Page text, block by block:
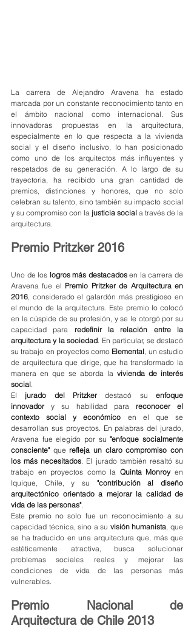
La carrera de Alejandro Aravena ha estado
marcada por un constante reconocimiento tanto en
el ámbito nacional como internacional. Sus
innovadoras propuestas en la arquitectura,
especialmente en lo que respecta a la vivienda
social y el diseño inclusivo, lo han posicionado
como uno de los arquitectos más influyentes y
respetados de su generación. A lo largo de su
trayectoria, ha recibido una gran cantidad de
premios, distinciones y honores, que no solo
celebran su talento, sino también su impacto social
y su compromiso con la justicia social a través de la
arquitectura.
Premio Pritzker 2016
Uno de los logros más destacados en la carrera de
Aravena fue el Premio Pritzker de Arquitectura en
2016, considerado el galardón más prestigioso en
el mundo de la arquitectura. Este premio lo colocó
en la cúspide de su profesión, y se le otorgó por su
capacidad para redefinir la relación entre la
arquitectura y la sociedad. En particular, se destacó
su trabajo en proyectos como Elemental, un estudio
de arquitectura que dirige, que ha transformado la
manera en que se aborda la vivienda de interés
social.
El jurado del Pritzker destacó su enfoque
innovador y su habilidad para reconocer el
contexto social y económico en el que se
desarrollan sus proyectos. En palabras del jurado,
Aravena fue elegido por su "enfoque socialmente
consciente" que refleja un claro compromiso con
los más necesitados. El jurado también resaltó su
trabajo en proyectos como la Quinta Monroy en
Iquique, Chile, y su "contribución al diseño
arquitectónico orientado a mejorar la calidad de
vida de las personas".
Este premio no solo fue un reconocimiento a su
capacidad técnica, sino a su visión humanista, que
se ha traducido en una arquitectura que, más que
estéticamente atractiva, busca solucionar
problemas sociales reales y mejorar las
condiciones de vida de las personas más
vulnerables.
Premio Nacional de
Arquitectura de Chile 2013